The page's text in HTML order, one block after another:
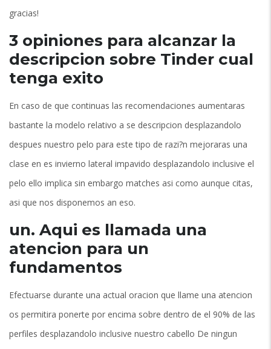
gracias!
3 opiniones para alcanzar la
descripcion sobre Tinder cual
tenga exito
En caso de que continuas las recomendaciones aumentaras
bastante la modelo relativo a se descripcion desplazandolo
despues nuestro pelo para este tipo de razi?n mejoraras una
clase en es invierno lateral impavido desplazandolo inclusive el
pelo ello implica sin embargo matches asi­ como aunque citas,
asi que nos disponemos an eso.
un. Aqui­ es llamada una
atencion para un
fundamentos
Efectuarse durante una actual oracion que llame una atencion
os permitira ponerte por encima sobre dentro de el 90% de las
perfiles desplazandolo inclusive nuestro cabello De ningun